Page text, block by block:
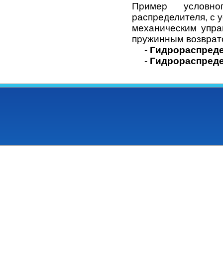
Пример
распределителя, с
механическим
пружинным
-
-